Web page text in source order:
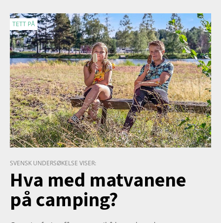
TETT PÅ
SVENSK UNDERSØKELSE VISER:
Hva med matvanene
på camping?